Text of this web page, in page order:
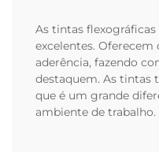
As tintas flexográficas
excelentes.
aderência, fazendo
destaquem. As tintas
que é um grande
ambiente de